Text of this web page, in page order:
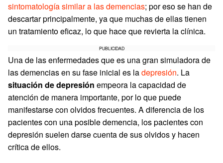
sintomatología similar a las demencias; por eso se han de
descartar principalmente, ya que muchas de ellas tienen
un tratamiento eficaz, lo que hace que revierta la clínica.
PUBLICIDAD
Una de las enfermedades que es una gran simuladora de
las demencias en su fase inicial es ladepresión. La
situación de depresión empeora la capacidad de
atención de manera importante, por lo que puede
manifestarse con olvidos frecuentes. A diferencia de los
pacientes con una posible demencia, los pacientes con
depresión suelen darse cuenta de sus olvidos y hacen
crítica de ellos.